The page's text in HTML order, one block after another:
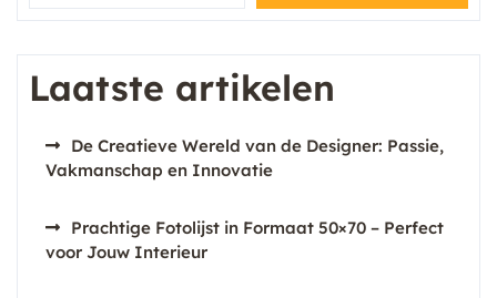
Laatste artikelen
De Creatieve Wereld van de Designer: Passie,
Vakmanschap en Innovatie
Prachtige Fotolijst in Formaat 50×70 – Perfect
voor Jouw Interieur